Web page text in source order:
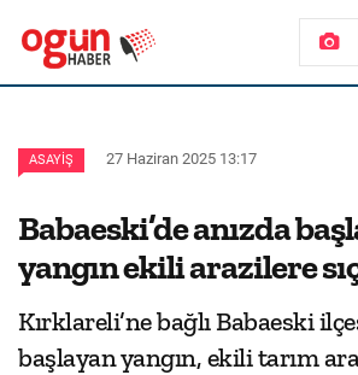
ASAYIŞ 27 Haziran 2025 13:17
Babaeski’de anızda
yangın ekili arazilere
Kırklareli’ne bağlı Babaeski
başlayan yangın, ekili tarım